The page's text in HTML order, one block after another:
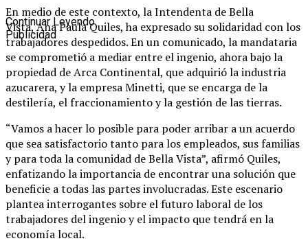
En medio de este contexto, la Intendenta de Bella
Vista, Ana Paula Quiles, ha expresado su solidaridad con los
trabajadores despedidos. En un comunicado, la mandataria
se comprometió a mediar entre el ingenio, ahora bajo la
propiedad de Arca Continental, que adquirió la industria
azucarera, y la empresa Minetti, que se encarga de la
destilería, el fraccionamiento y la gestión de las tierras.
“Vamos a hacer lo posible para poder arribar a un acuerdo
que sea satisfactorio tanto para los empleados, sus familias
y para toda la comunidad de Bella Vista”, afirmó Quiles,
enfatizando la importancia de encontrar una solución que
beneficie a todas las partes involucradas. Este escenario
plantea interrogantes sobre el futuro laboral de los
trabajadores del ingenio y el impacto que tendrá en la
economía local.
Continuar Leyendo
Publicidad